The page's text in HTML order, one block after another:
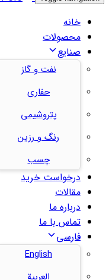
خانه
محصولات
صنایع
نفت و گاز
حفاری
پتروشیمی
رنگ و رزین
چسب
درخواست خرید
مقالات
درباره ما
تماس با ما
فارسی
English
العربية